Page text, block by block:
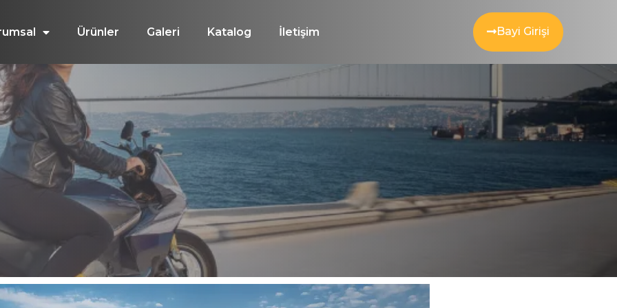
Ürünler Galeri Katalog İletişim Bayi Girişi